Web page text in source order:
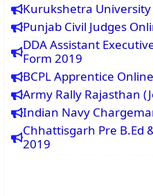
Kurukshetra
Punjab Civil Judges
DDA Assistant
Form 2019
BCPL Apprentice
Army Rally Rajasthan
Indian Navy
Chhattisgarh Pre B.Ed
2019